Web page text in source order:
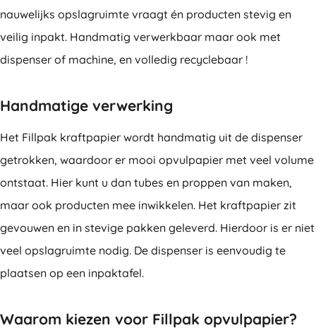
nauwelijks opslagruimte vraagt én producten stevig en
veilig inpakt. Handmatig verwerkbaar maar ook met
dispenser of machine, en volledig recyclebaar !
Handmatige verwerking
Het Fillpak kraftpapier wordt handmatig uit de dispenser
getrokken, waardoor er mooi opvulpapier met veel volume
ontstaat. Hier kunt u dan tubes en proppen van maken,
maar ook producten mee inwikkelen. Het kraftpapier zit
gevouwen en in stevige pakken geleverd. Hierdoor is er niet
veel opslagruimte nodig. De dispenser is eenvoudig te
plaatsen op een inpaktafel.
Waarom kiezen voor Fillpak opvulpapier?